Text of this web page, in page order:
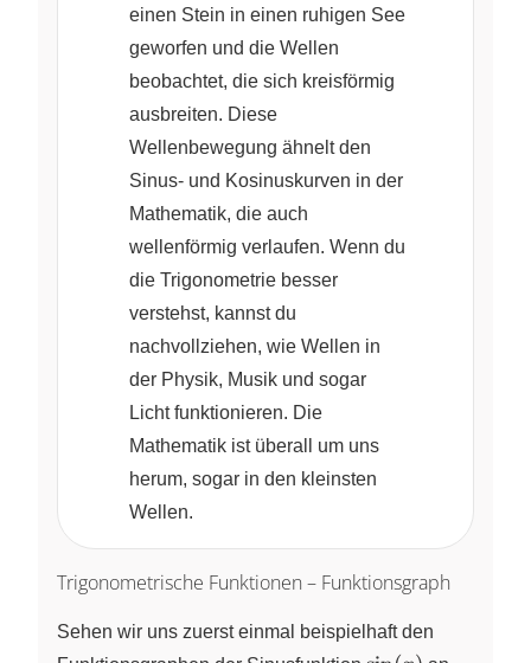
einen Stein in einen ruhigen See
geworfen und die Wellen
beobachtet, die sich kreisförmig
ausbreiten. Diese
Wellenbewegung ähnelt den
Sinus- und Kosinuskurven in der
Mathematik, die auch
wellenförmig verlaufen. Wenn du
die Trigonometrie besser
verstehst, kannst du
nachvollziehen, wie Wellen in
der Physik, Musik und sogar
Licht funktionieren. Die
Mathematik ist überall um uns
herum, sogar in den kleinsten
Wellen.
Trigonometrische Funktionen – Funktionsgraph
Sehen wir uns zuerst einmal beispielhaft den